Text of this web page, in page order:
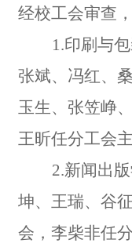
经校工会审查
1.印刷与
张斌、冯红、
玉生、张笠峥
王昕任分工会
2.新闻出
坤、王瑞、谷
会，李柴非任